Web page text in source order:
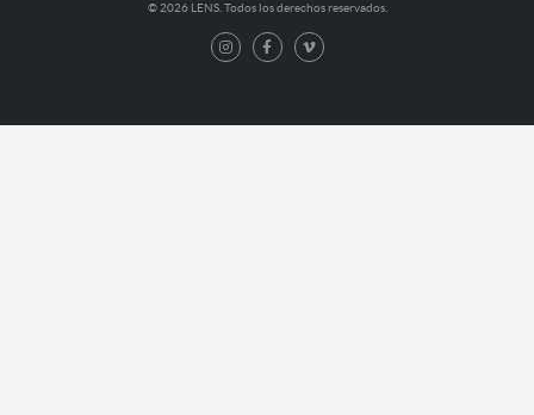
© 2026 LENS. Todos los derechos reservados.